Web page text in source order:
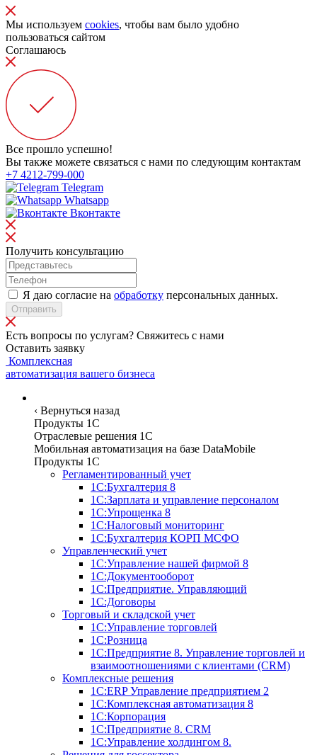
Мы используем cookies, чтобы вам было удобно
пользоваться сайтом
Соглашаюсь
Все прошло успешно!
Вы также можете связаться с нами по следующим контактам
+7 4212-799-000
Telegram
Whatsapp
Вконтакте
Получить консультацию
Я даю согласие на обработку персональных данных.
Отправить
Есть вопросы по услугам? Свяжитесь с нами
Оставить заявку
Комплексная
автоматизация вашего бизнеса
‹ Вернуться назад
Продукты 1С
Отраслевые решения 1C
Мобильная автоматизация на базе DataMobile
Продукты 1С
Регламентированный учет
1С:Бухгалтерия 8
1С:Зарплата и управление персоналом
1С:Упрощенка 8
1С:Налоговый мониторинг
1С:Бухгалтерия КОРП МСФО
Управленческий учет
1С:Управление нашей фирмой 8
1С:Документооборот
1С:Предприятие. Управляющий
1С:Договоры
Торговый и складской учет
1С:Управление торговлей
1С:Розница
1С:Предприятие 8. Управление торговлей и
взаимоотношениями с клиентами (CRM)
Комплексные решения
1С:ERP Управление предприятием 2
1С:Комплексная автоматизация 8
1С:Корпорация
1С:Предприятие 8. CRM
1С:Управление холдингом 8.